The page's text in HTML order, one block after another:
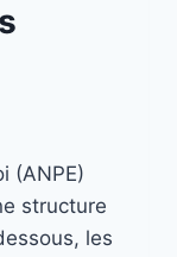
(ANPE)
structure
les